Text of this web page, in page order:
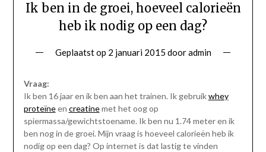
Ik ben in de groei, hoeveel calorieën
heb ik nodig op een dag?
Geplaatst op 2 januari 2015 dooradmin
Vraag:
Ik ben 16 jaar en ik ben aan het trainen. Ik gebruikwhey
proteïneen creatinemet het oog op
spiermassa/gewichtstoename. Ik ben nu 1.74 meter en ik
ben nog in de groei. Mijn vraag is hoeveel calorieën heb ik
nodig op een dag? Op internet is dat lastig te vinden